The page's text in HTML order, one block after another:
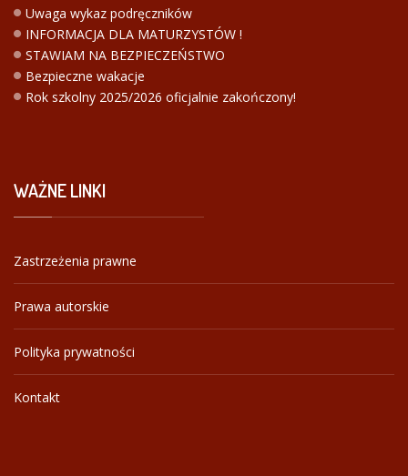
Uwaga wykaz podręczników
INFORMACJA DLA MATURZYSTÓW !
STAWIAM NA BEZPIECZEŃSTWO
Bezpieczne wakacje
Rok szkolny 2025/2026 oficjalnie zakończony!
WAŻNELINKI
Zastrzeżenia prawne
Prawa autorskie
Polityka prywatności
Kontakt